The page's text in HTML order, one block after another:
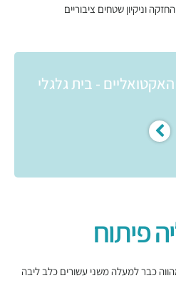
- בית גלגלי
פיתוח
כבר למעלה משני עשורים כלב ליבה